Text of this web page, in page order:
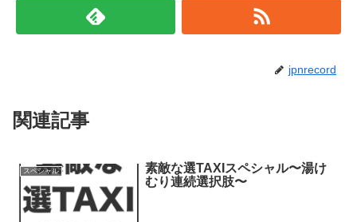
jpnrecord
関連記事
スペシャル
素敵な選TAXIスペシャル〜湯け
むり連続選択肢〜